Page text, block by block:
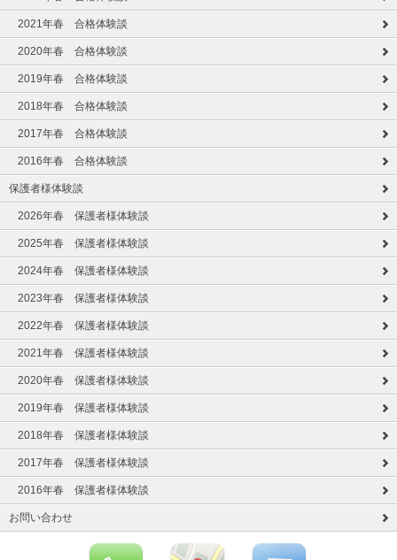
2021年春 合格体験談
2020年春 合格体験談
2019年春 合格体験談
2018年春 合格体験談
2017年春 合格体験談
2016年春 合格体験談
保護者様体験談
2026年春 保護者様体験談
2025年春 保護者様体験談
2024年春 保護者様体験談
2023年春 保護者様体験談
2022年春 保護者様体験談
2021年春 保護者様体験談
2020年春 保護者様体験談
2019年春 保護者様体験談
2018年春 保護者様体験談
2017年春 保護者様体験談
2016年春 保護者様体験談
お問い合わせ